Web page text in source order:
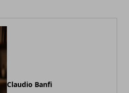
Claudio Banfi